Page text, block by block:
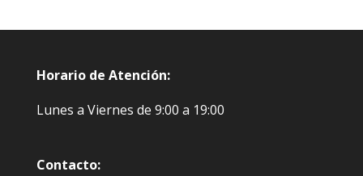
Horario de Atención:
Lunes a Viernes de 9:00 a 19:00
Contacto: